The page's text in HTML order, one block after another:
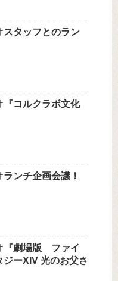
スタッフとのラン
『コルクラボ文化
ンチ企画会議！
『劇場版 ファイ
ジーXIV 光のお父さ